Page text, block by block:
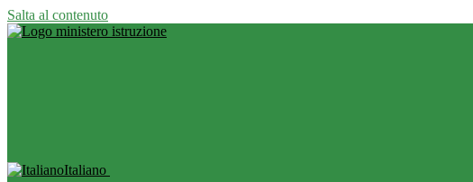
Salta al contenuto
Italiano